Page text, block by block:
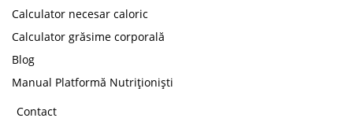
Calculator necesar caloric
Calculator grăsime corporală
Blog
Manual Platformă Nutriționiști
Contact